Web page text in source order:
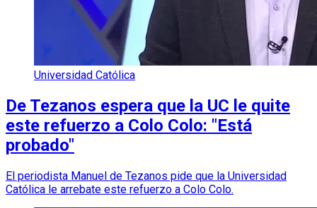
Universidad Católica
De Tezanos espera que la UC le quite
este refuerzo a Colo Colo: "Está
probado"
El periodista Manuel de Tezanos pide que la Universidad
Católica le arrebate este refuerzo a Colo Colo.